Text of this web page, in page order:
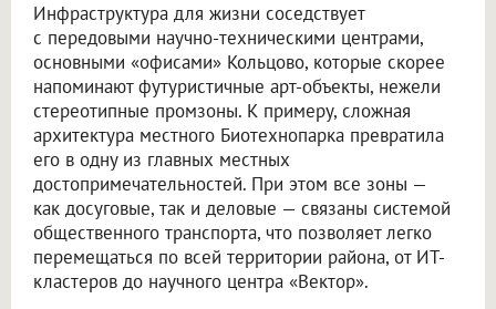
Инфраструктура для жизни соседствует
с передовыми научно-техническими центрами,
основными «офисами» Кольцово, которые скорее
напоминают футуристичные арт-объекты, нежели
стереотипные промзоны. К примеру, сложная
архитектура местного Биотехнопарка превратила
его в одну из главных местных
достопримечательностей. При этом все зоны —
как досуговые, так и деловые — связаны системой
общественного транспорта, что позволяет легко
перемещаться по всей территории района, от ИТ-
кластеров до научного центра «Вектор».